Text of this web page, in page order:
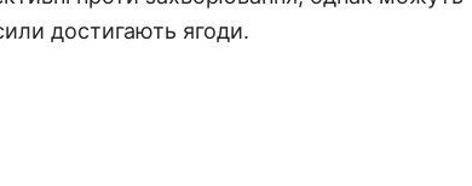
достигають ягоди.